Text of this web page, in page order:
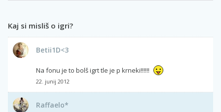
Kaj si misliš o igri?
Betii1D<3
Na fonu je to bolš igrt tle je p krneki!!!!!!
22. junij 2012
Raffaelo*